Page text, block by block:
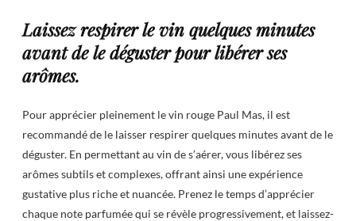
Laissez respirer le vin quelques minutes
avant de le déguster pour libérer ses
arômes.
Pour apprécier pleinement le vin rouge Paul Mas, il est
recommandé de le laisser respirer quelques minutes avant de le
déguster. En permettant au vin de s’aérer, vous libérez ses
arômes subtils et complexes, offrant ainsi une expérience
gustative plus riche et nuancée. Prenez le temps d’apprécier
chaque note parfumée qui se révèle progressivement, et laissez-